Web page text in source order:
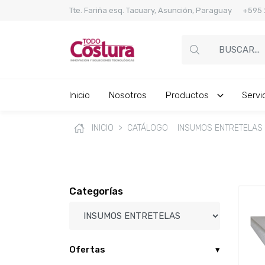
Tte. Fariña esq. Tacuary, Asunción, Paraguay
Inicio Nosotros Productos
INICIO CATÁLOGO INSUMOS ENTRETELAS
Categorías
Ofertas